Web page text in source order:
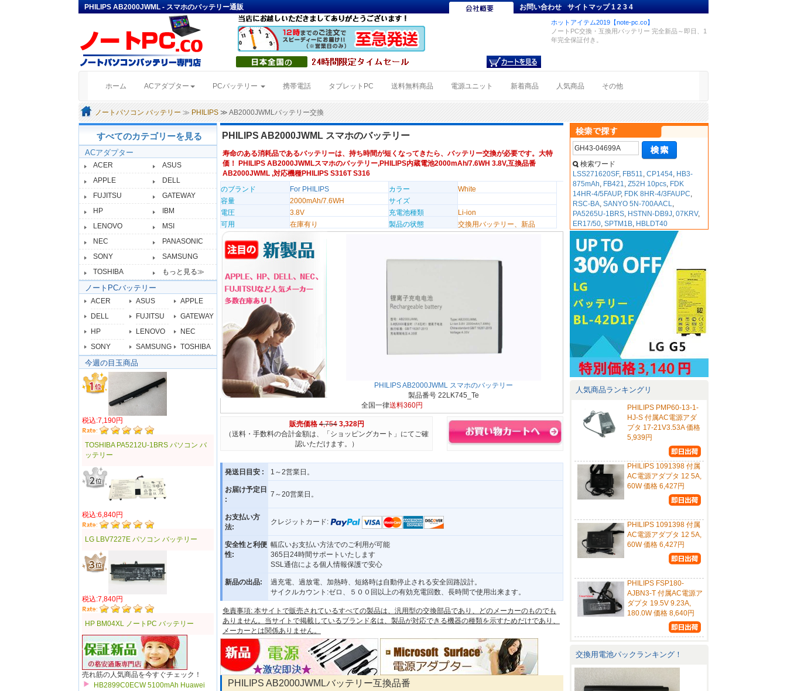
PHILIPS AB2000JWML - スマホのバッテリー通販 お問い合わせ サイトマップ 1234
ホットアイテム2019【note-pc.co】
ノートPC交換・互換用バッテリー 完全新品～即日、1
年完全保証付き。
ホーム (current)ACアダプター PCバッテリー 携帯電話 タブレットPC 送料無料商品 電源ユニット 新着商品 人気商品 その他
ノートパソコン バッテリー ≫ PHILIPS ≫ AB2000JWMLバッテリー交換
すべてのカテゴリーを見る
ACアダプター
ACER
ASUS
APPLE
DELL
FUJITSU
GATEWAY
HP
IBM
LENOVO
MSI
NEC
PANASONIC
SONY
SAMSUNG
TOSHIBA
もっと見る≫
ノートPCバッテリー
ACER ASUS
APPLE
DELL
FUJITSU
GATEWAY
HP
LENOVO
NEC
SONY
SAMSUNG TOSHIBA
今週の目玉商品
税込:7,190円
TOSHIBA PA5212U-1BRS パソコン バ
ッテリー
税込:6,840円
LG LBV7227E パソコン バッテリー
税込:7,840円
HP BM04XL ノートPC バッテリー
売れ筋の人気商品を今すぐチェック！
HB2899C0ECW 5100mAh Huawei
PHILIPS AB2000JWML スマホのバッテリー
寿命のある消耗品であるバッテリーは、持ち時間が短くなってきたら、バッテリー交換が必要です。大特
価！ PHILIPS AB2000JWMLスマホのバッテリー,PHILIPS内蔵電池2000mAh/7.6WH 3.8V,互換品番
AB2000JWML ,対応機種PHILIPS S316T S316
のブランド
For PHILIPS カラー
White
容量
2000mAh/7.6WH
サイズ
電圧
3.8V 充電池種類
Li-ion
可用
在庫有り 製品の状態 交換用バッテリー、新品
PHILIPS AB2000JWML スマホのバッテリー
製品番号 22LK745_Te
全国一律送料360円
販売価格 4,754 3,328円
（送料・手数料の合計金額は、「ショッピングカート」にてご確
認いただけます。）
発送日目安 : 1～2営業日。
お届け予定日
:
7～20営業日。
お支払い方
法:
クレジットカード:
安全性と利便
性:
幅広いお支払い方法でのご利用が可能
365日24時間サポートいたします
SSL通信による個人情報保護で安心
新品の出品:
過充電、過放電、加熱時、短絡時は自動停止される安全回路設計。
サイクルカウント:ゼロ、５００回以上の有効充電回数、長時間で使用出来ます。
免責事項: 本サイトで販売されているすべての製品は、汎用型の交換部品であり、どのメーカーのものでも
ありません。当サイトで掲載しているブランド名は、製品が対応できる機器の種類を示すためだけであり、
メーカーとは関係ありません。
PHILIPS AB2000JWMLバッテリー互換品番
検索ワード
LSS271620SF, FB511,CP1454, HB3-
875mAh, FB421,Z52H 10pcs, FDK
14HR-4/5FAUP, FDK 8HR-4/3FAUPC,
RSC-BA,SANYO 5N-700AACL,
PA5265U-1BRS, HSTNN-DB9J,07KRV,
ER17/50,SPTM1B, HBLDT40
人気商品ランキングリ
PHILIPS PMP60-13-1-
HJ-S 付属AC電源アダ
プタ 17-21V3.53A 価格
5,939円
PHILIPS 1091398 付属
AC電源アダプタ 12 5A,
60W 価格 6,427円
PHILIPS 1091398 付属
AC電源アダプタ 12 5A,
60W 価格 6,427円
PHILIPS FSP180-
AJBN3-T 付属AC電源ア
ダプタ 19.5V 9.23A,
180.0W 価格 8,640円
交換用電池パックランキング！